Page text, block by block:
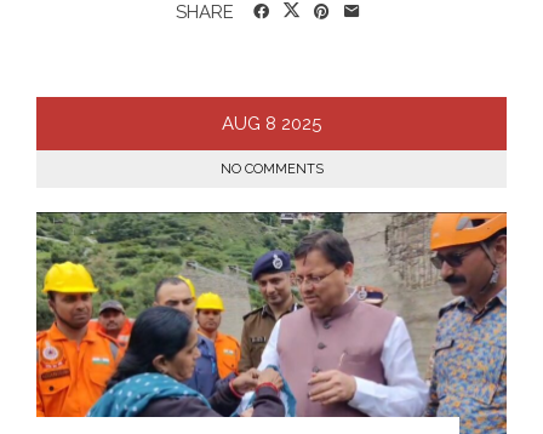
SHARE
AUG 8 2025
NO COMMENTS